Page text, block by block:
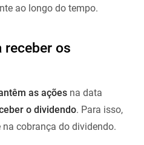
ao longo do tempo.
receber os
as ações na data
o dividendo. Para isso,
cobrança do dividendo.